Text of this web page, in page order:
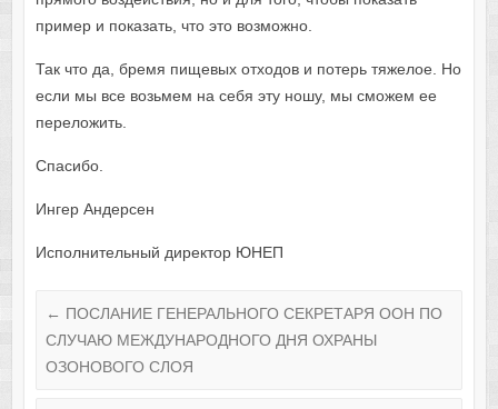
пример и показать, что это возможно.
Так что да, бремя пищевых отходов и потерь тяжелое. Но
если мы все возьмем на себя эту ношу, мы сможем ее
переложить.
Спасибо.
Ингер Андерсен
Исполнительный директор ЮНЕП
← ПОСЛАНИЕ ГЕНЕРАЛЬНОГО СЕКРЕТАРЯ ООН ПО
СЛУЧАЮ МЕЖДУНАРОДНОГО ДНЯ ОХРАНЫ
ОЗОНОВОГО СЛОЯ